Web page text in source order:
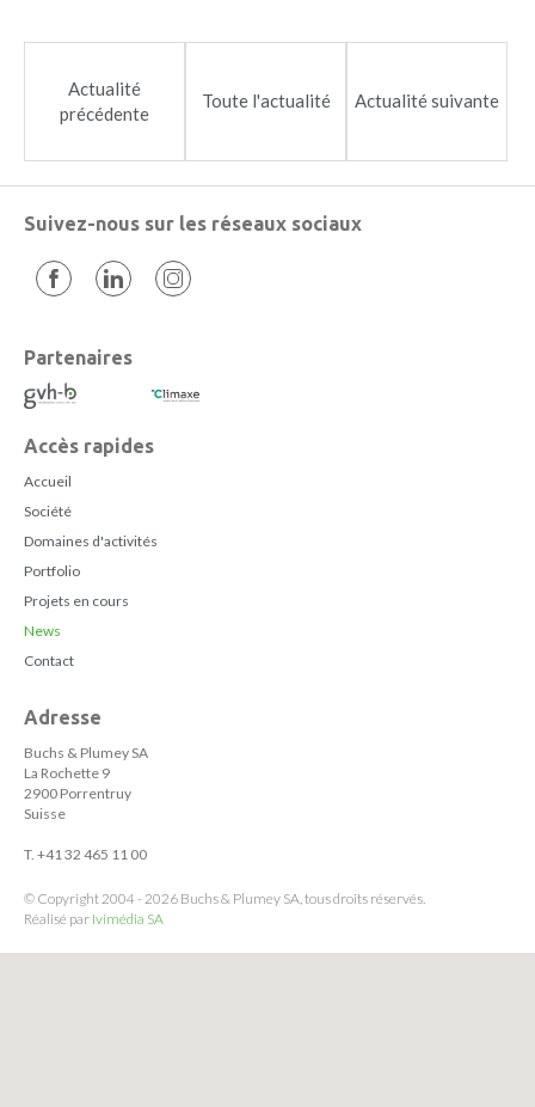
Actualité
précédente
Toute l'actualité Actualité suivante
Suivez-nous sur les réseaux sociaux
Partenaires
Accès rapides
Accueil
Société
Domaines d'activités
Portfolio
Projets en cours
News
Contact
Adresse
Buchs & Plumey SA
La Rochette 9
2900 Porrentruy
Suisse
T. +41 32 465 11 00
© Copyright 2004 - 2026 Buchs & Plumey SA, tous droits réservés.
Réalisé par Ivimédia SA